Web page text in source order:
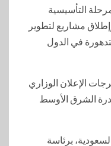
التأسيسية
مشاريع لتطوير
في الدول
الإعلان الوزاري
الشرق الأوسط
برئاسة